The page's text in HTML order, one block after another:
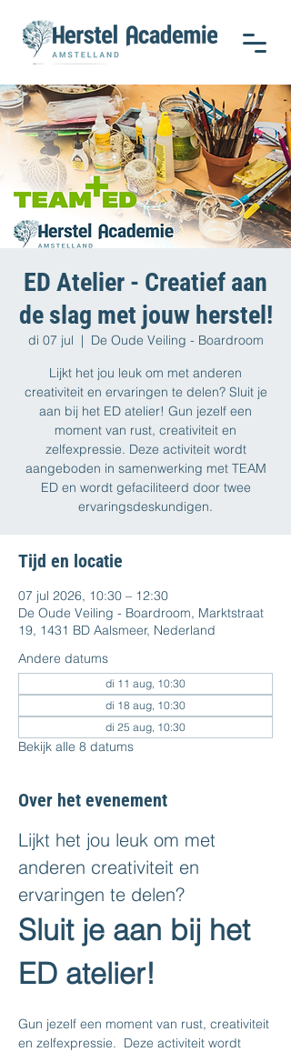
ED Atelier - Creatief aan
de slag met jouw herstel!
di 07 jul
  |
De Oude Veiling - Boardroom
Lijkt het jou leuk om met anderen
creativiteit en ervaringen te delen? Sluit je
aan bij het ED atelier! Gun jezelf een
moment van rust, creativiteit en
zelfexpressie. Deze activiteit wordt
aangeboden in samenwerking met TEAM
ED en wordt gefaciliteerd door twee
ervaringsdeskundigen.
Tijd en locatie
07 jul 2026, 10:30 – 12:30
De Oude Veiling - Boardroom, Marktstraat
19, 1431 BD Aalsmeer, Nederland
Andere datums
di 11 aug, 10:30
di 18 aug, 10:30
di 25 aug, 10:30
Bekijk alle 8 datums
Over het evenement
Lijkt het jou leuk om met
anderen creativiteit en
ervaringen te delen?
Sluit je aan bij het
ED atelier!
Gun jezelf een moment van rust, creativiteit
en zelfexpressie.  Deze activiteit wordt